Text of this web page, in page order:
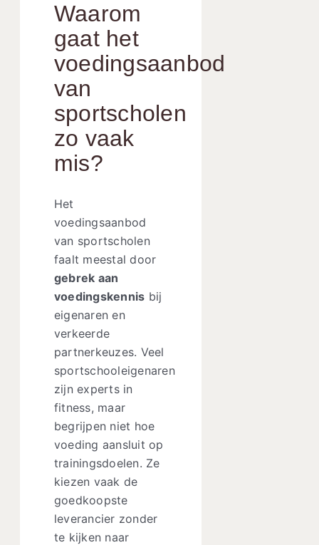
Waarom
gaat het
voedingsaanbod
van
sportscholen
zo vaak
mis?
Het
voedingsaanbod
van sportscholen
faalt meestal door
gebrek aan
voedingskennis bij
eigenaren en
verkeerde
partnerkeuzes. Veel
sportschooleigenaren
zijn experts in
fitness, maar
begrijpen niet hoe
voeding aansluit op
trainingsdoelen. Ze
kiezen vaak de
goedkoopste
leverancier zonder
te kijken naar